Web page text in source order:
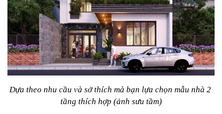
Dựa theo nhu cầu và sở thích mà bạn lựa chọn mẫu nhà 2
tầng thích hợp (ảnh sưu tầm)